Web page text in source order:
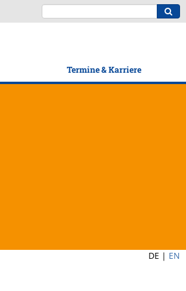
Termine & Karriere
DE | EN